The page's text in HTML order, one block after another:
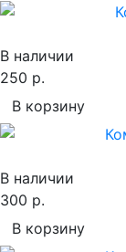
В наличии
250 р.
В корзину
В наличии
300 р.
В корзину